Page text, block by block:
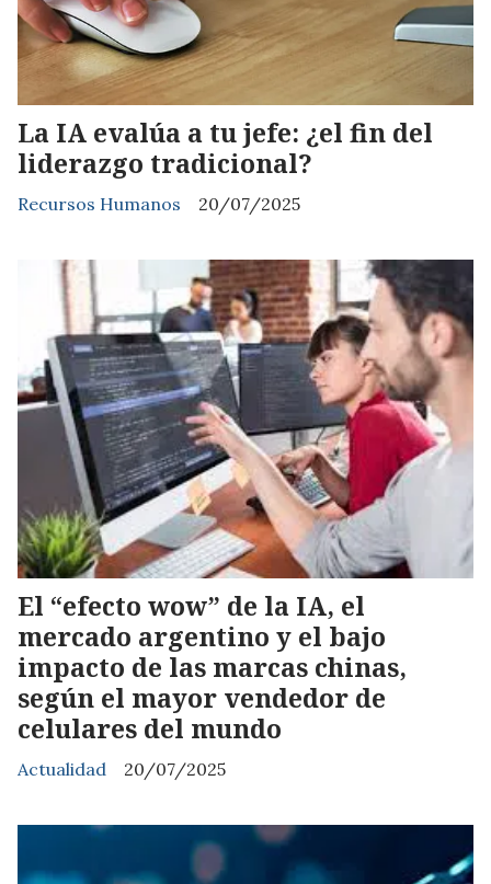
La IA evalúa a tu jefe: ¿el fin del
liderazgo tradicional?
Recursos Humanos 20/07/2025
El “efecto wow” de la IA, el
mercado argentino y el bajo
impacto de las marcas chinas,
según el mayor vendedor de
celulares del mundo
Actualidad 20/07/2025